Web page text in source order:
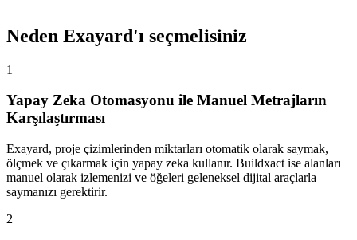
Neden Exayard'ı seçmelisiniz
1
Yapay Zeka Otomasyonu ile Manuel Metrajların
Karşılaştırması
Exayard, proje çizimlerinden miktarları otomatik olarak saymak,
ölçmek ve çıkarmak için yapay zeka kullanır. Buildxact ise alanları
manuel olarak izlemenizi ve öğeleri geleneksel dijital araçlarla
saymanızı gerektirir.
2